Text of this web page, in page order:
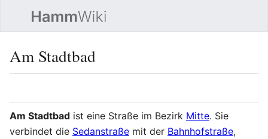
Am Stadtbad
Am Stadtbad ist eine Straße im Bezirk Mitte. Sie
verbindet die Sedanstraße mit der Bahnhofstraße,